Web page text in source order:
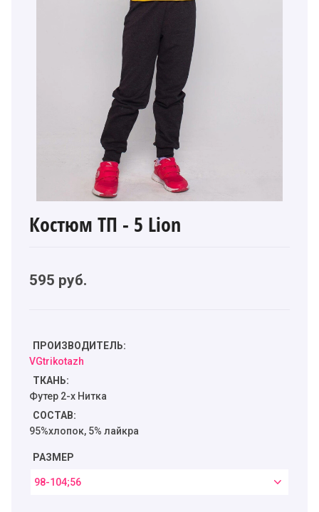
Костюм ТП - 5 Lion
595 руб.
ПРОИЗВОДИТЕЛЬ:
VGtrikotazh
ТКАНЬ:
Футер 2-х Нитка
СОСТАВ:
95%хлопок, 5% лайкра
РАЗМЕР
98-104;56